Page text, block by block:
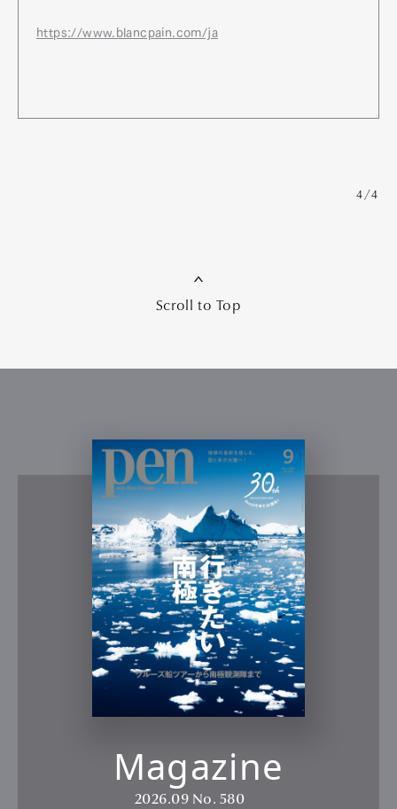
https://www.blancpain.com/ja
4/4
Scroll to Top
Magazine
2026.09 No. 580